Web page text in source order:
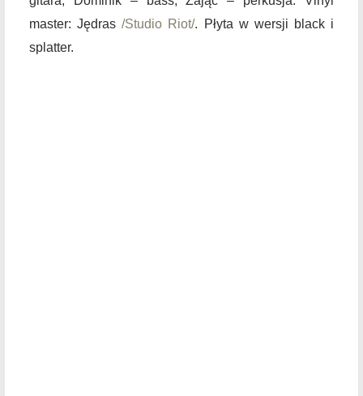
master: Jędras/Studio Riot/. Płyta w wersji black i
splatter.